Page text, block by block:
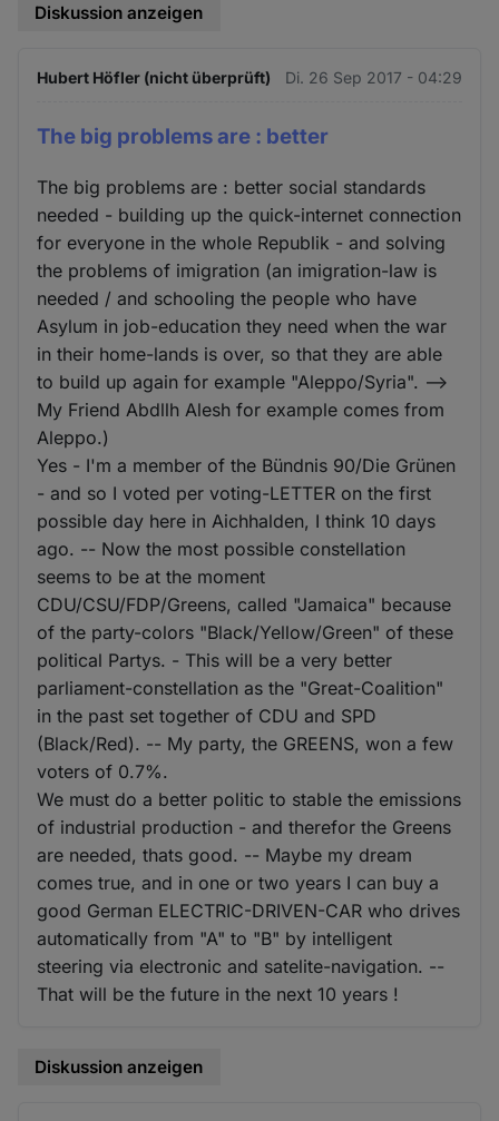
Diskussion anzeigen
Hubert Höfler (nicht überprüft) Di. 26 Sep 2017 - 04:29
The big problems are : better
The big problems are : better social standards
needed - building up the quick-internet connection
for everyone in the whole Republik - and solving
the problems of imigration (an imigration-law is
needed / and schooling the people who have
Asylum in job-education they need when the war
in their home-lands is over, so that they are able
to build up again for example "Aleppo/Syria". -->
My Friend Abdllh Alesh for example comes from
Aleppo.)
Yes - I'm a member of the Bündnis 90/Die Grünen
- and so I voted per voting-LETTER on the first
possible day here in Aichhalden, I think 10 days
ago. -- Now the most possible constellation
seems to be at the moment
CDU/CSU/FDP/Greens, called "Jamaica" because
of the party-colors "Black/Yellow/Green" of these
political Partys. - This will be a very better
parliament-constellation as the "Great-Coalition"
in the past set together of CDU and SPD
(Black/Red). -- My party, the GREENS, won a few
voters of 0.7%.
We must do a better politic to stable the emissions
of industrial production - and therefor the Greens
are needed, thats good. -- Maybe my dream
comes true, and in one or two years I can buy a
good German ELECTRIC-DRIVEN-CAR who drives
automatically from "A" to "B" by intelligent
steering via electronic and satelite-navigation. --
That will be the future in the next 10 years !
Diskussion anzeigen